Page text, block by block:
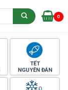
0
TẾT
NGUYÊN ĐÁN